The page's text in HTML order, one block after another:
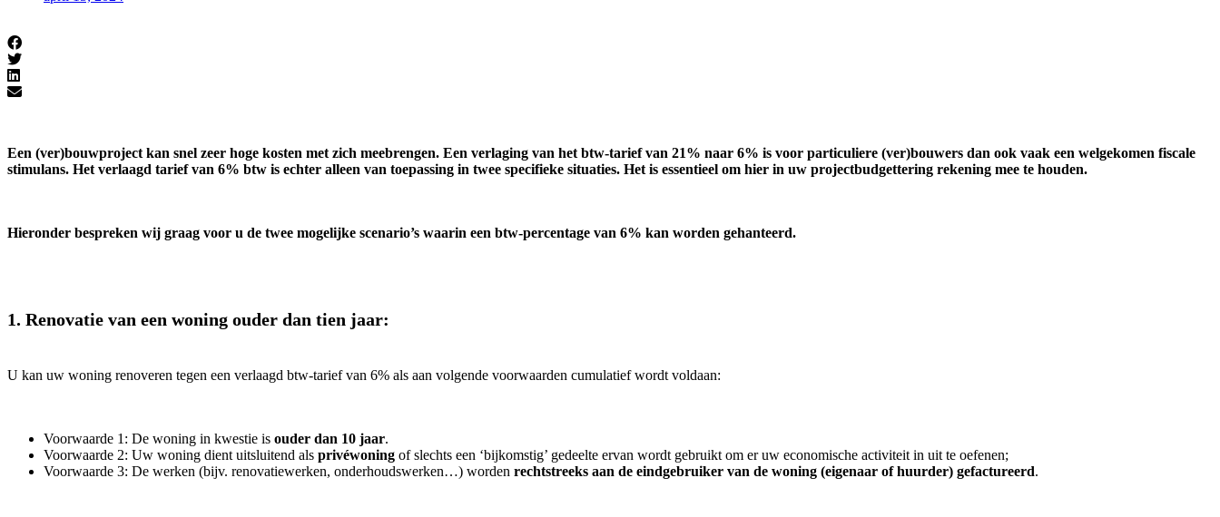
Een (ver)bouwproject kan snel zeer hoge kosten met zich meebrengen. Een verlaging van het btw-tarief van 21% naar 6% is voor particuliere (ver)bouwers dan ook vaak een welgekomen fiscale
stimulans. Het verlaagd tarief van 6% btw is echter alleen van toepassing in twee specifieke situaties. Het is essentieel om hier in uw projectbudgettering rekening mee te houden.
Hieronder bespreken wij graag voor u de twee mogelijke scenario’s waarin een btw-percentage van 6% kan worden gehanteerd.
1. Renovatie van een woning ouder dan tien jaar:
U kan uw woning renoveren tegen een verlaagd btw-tarief van 6% als aan volgende voorwaarden cumulatief wordt voldaan:
Voorwaarde 1: De woning in kwestie is ouder dan 10 jaar.
Voorwaarde 2: Uw woning dient uitsluitend als privéwoning of slechts een ‘bijkomstig’ gedeelte ervan wordt gebruikt om er uw economische activiteit in uit te oefenen;
Voorwaarde 3: De werken (bijv. renovatiewerken, onderhoudswerken…) worden rechtstreeks aan de eindgebruiker van de woning (eigenaar of huurder) gefactureerd.